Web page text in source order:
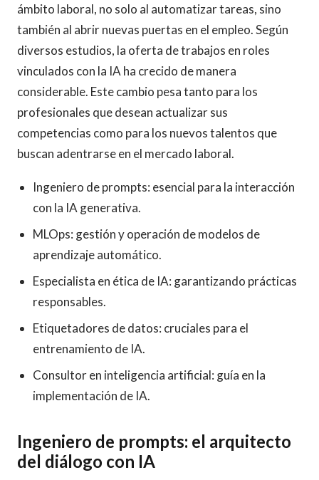
ámbito laboral, no solo al automatizar tareas, sino
también al abrir nuevas puertas en el empleo. Según
diversos estudios, la oferta de trabajos en roles
vinculados con la IA ha crecido de manera
considerable. Este cambio pesa tanto para los
profesionales que desean actualizar sus
competencias como para los nuevos talentos que
buscan adentrarse en el mercado laboral.
Ingeniero de prompts: esencial para la interacción
con la IA generativa.
MLOps: gestión y operación de modelos de
aprendizaje automático.
Especialista en ética de IA: garantizando prácticas
responsables.
Etiquetadores de datos: cruciales para el
entrenamiento de IA.
Consultor en inteligencia artificial: guía en la
implementación de IA.
Ingeniero de prompts: el arquitecto
del diálogo con IA